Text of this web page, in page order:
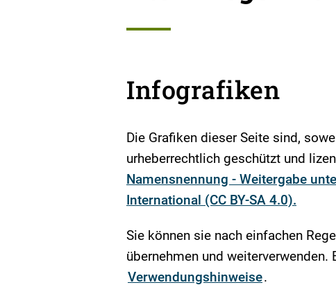
Infografiken
Die Grafiken dieser Seite sind,
urheberrechtlich geschützt und
Namensnennung - Weitergabe
International (CC BY-SA 4.0).
Sie können sie nach einfachen
übernehmen und weiterverwenden.
Verwendungshinweise.